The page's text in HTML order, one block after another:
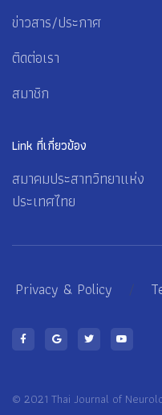
ข่าวสาร/ประกาศ
ติดต่อเรา
สมาชิก
Link ที่เกี่ยวข้อง
สมาคมประสาทวิทยาแห่ง
ประเทศไทย
Privacy & Policy /
© 2021 Thai Journal of